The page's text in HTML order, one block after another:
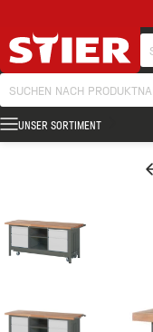
UNSER SORTIMENT